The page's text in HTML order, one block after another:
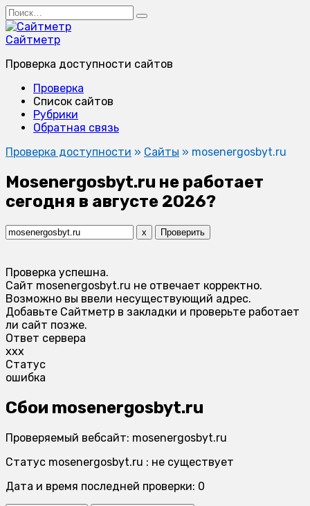
Перейти
к
содержанию
Search
for:
Сайтметр
Проверка доступности сайтов
Проверка
Список сайтов
Рубрики
Обратная связь
Проверка доступности » Сайты » mosenergosbyt.ru
Mosenergosbyt.ru не работает
сегодня в августе 2026?
x Проверить
Проверка успешна.
Сайт mosenergosbyt.ru не отвечает корректно.
Возможно вы ввели несуществующий адрес.
Добавьте Сайтметр в закладки и проверьте работает
ли сайт позже.
Ответ сервера
xxx
Статус
ошибка
Сбои mosenergosbyt.ru
Проверяемый вебсайт: mosenergosbyt.ru
Статус mosenergosbyt.ru : не существует
Дата и время последней проверки: 0